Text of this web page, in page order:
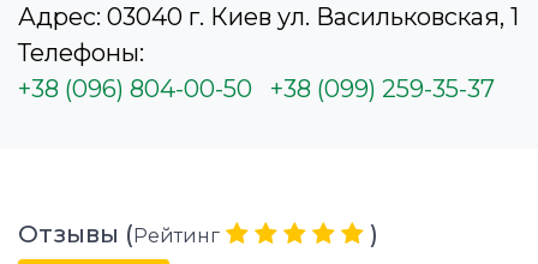
Адрес: 03040 г. Киев ул. Васильковская, 1
Телефоны:
+38 (096) 804-00-50
+38 (099) 259-35-37
Отзывы (Рейтинг )